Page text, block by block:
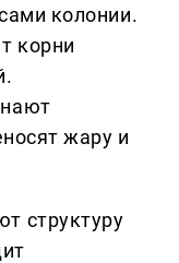
колонии.
корни
жару и
структуру